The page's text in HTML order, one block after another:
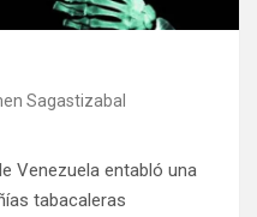
Sagastizabal
Venezuela entabló una
tabacaleras